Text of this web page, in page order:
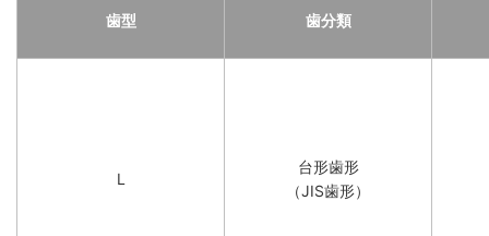
歯型 歯分類
L
台形歯形
（JIS歯形）